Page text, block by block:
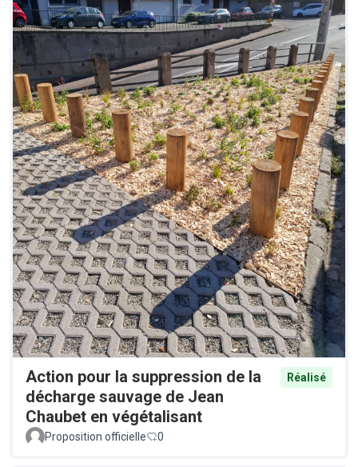
Action pour la suppression de la
décharge sauvage de Jean
Chaubet en végétalisant
Réalisé
Proposition officielle 0